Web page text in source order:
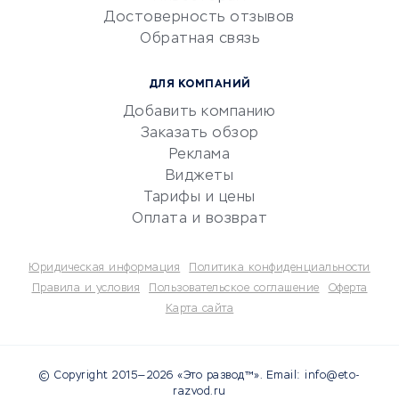
документооборот
Юридические компании
Бухгалтерия онлайн
Потребительские кредиты
Достоверность отзывов
Обратная связь
ДЛЯ КОМПАНИЙ
Добавить компанию
Заказать обзор
Реклама
Виджеты
Тарифы и цены
Оплата и возврат
Юридическая информация
Политика конфиденциальности
Правила и условия
Пользовательское соглашение
Оферта
Карта сайта
© Copyright 2015—2026 «Это развод™». Email: info@eto-
razvod.ru